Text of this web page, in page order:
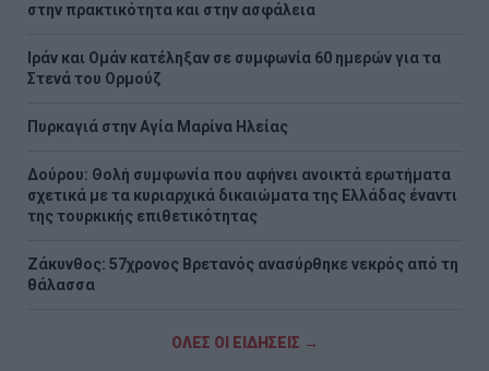
στην πρακτικότητα και στην ασφάλεια
Ιράν και Ομάν κατέληξαν σε συμφωνία 60 ημερών για τα
Στενά του Ορμούζ
Πυρκαγιά στην Aγία Μαρίνα Ηλείας
Δούρου: Θολή συμφωνία που αφήνει ανοικτά ερωτήματα
σχετικά με τα κυριαρχικά δικαιώματα της Ελλάδας έναντι
της τουρκικής επιθετικότητας
Ζάκυνθος: 57χρονος Βρετανός ανασύρθηκε νεκρός από τη
θάλασσα
ΟΛΕΣ ΟΙ ΕΙΔΗΣΕΙΣ →